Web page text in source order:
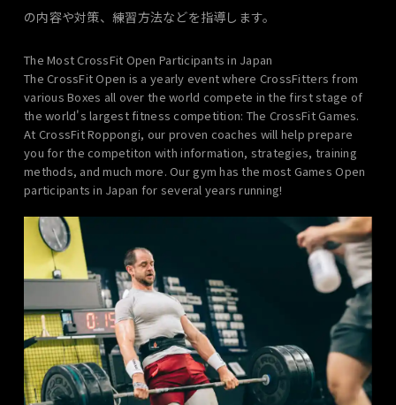
の内容や対策、練習方法などを指導します。
The Most CrossFit Open Participants in Japan
The CrossFit Open is a yearly event where CrossFitters from
various Boxes all over the world compete in the first stage of
the world's largest fitness competition: The CrossFit Games.
At CrossFit Roppongi, our proven coaches will help prepare
you for the competiton with information, strategies, training
methods, and much more. Our gym has the most Games Open
participants in Japan for several years running!